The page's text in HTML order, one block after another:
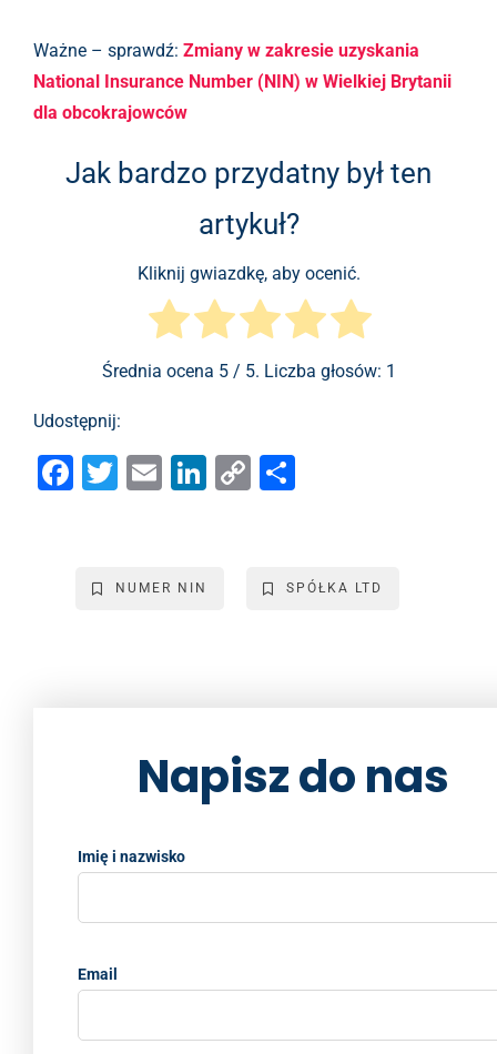
Ważne – sprawdź: Zmiany w zakresie uzyskania
National Insurance Number (NIN) w Wielkiej Brytanii
dla obcokrajowców
Jak bardzo przydatny był ten
artykuł?
Kliknij gwiazdkę, aby ocenić.
Średnia ocena 5/ 5. Liczba głosów: 1
Udostępnij:
F
T
er
E
l
Li
C
y
e
NUMER NIN SPÓŁKA LTD
Napisz do nas
Imię i nazwisko
Email